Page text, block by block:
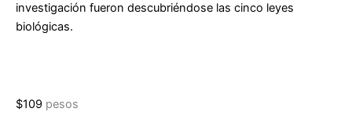
investigación fueron descubriéndose las cinco leyes
biológicas.
$109 pesos